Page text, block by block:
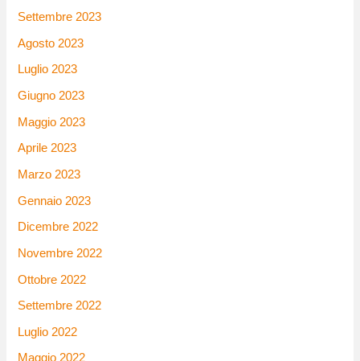
Settembre 2023
Agosto 2023
Luglio 2023
Giugno 2023
Maggio 2023
Aprile 2023
Marzo 2023
Gennaio 2023
Dicembre 2022
Novembre 2022
Ottobre 2022
Settembre 2022
Luglio 2022
Maggio 2022